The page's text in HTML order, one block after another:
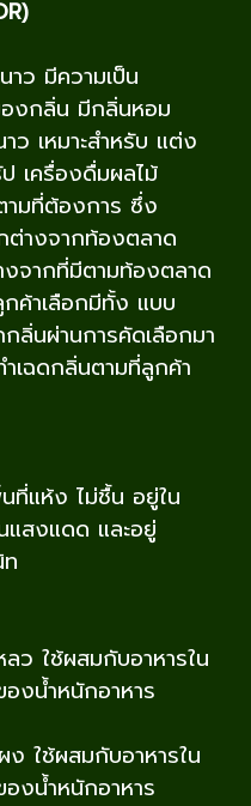
าว มีความเป็น
งกลิ่น มีกลิ่นหอม
ว เหมาะสำหรับ แต่ง
เครื่องดื่มผลไม้
ามที่ต้องการ ซึ่ง
างจากท้องตลาด
งจากที่มีตามท้องตลาด
ค้าเลือกมีทั้ง แบบ
ลิ่นผ่านการคัดเลือกมา
เฉดกลิ่นตามที่ลูกค้า
ที่แห้ง ไม่ชื้น อยู่ใน
สงแดด และอยู่
ว ใช้ผสมกับอาหารใน
งน้ำหนักอาหาร
บอาหารใน
งน้ำหนักอาหาร